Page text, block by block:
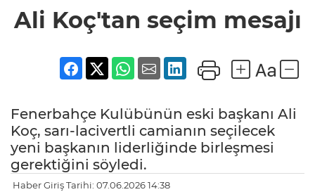
Ali Koç'tan seçim mesajı
Fenerbahçe Kulübünün eski başkanı Ali
Koç, sarı-lacivertli camianın seçilecek
yeni başkanın liderliğinde birleşmesi
gerektiğini söyledi.
Haber Giriş Tarihi: 07.06.2026 14:38